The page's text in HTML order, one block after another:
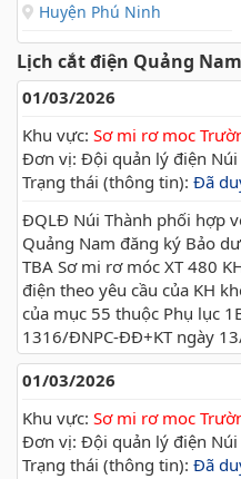
Huyện Phú Ninh
Lịch cắt điện Quảng
01/03/2026
Khu vực: Sơ mi rơ moc
Đơn vị: Đội quản lý điện Núi
Trạng thái (thông tin): Đã
ĐQLĐ Núi Thành phối hợp
Quảng Nam đăng ký Bảo
TBA Sơ mi rơ móc XT 480
điện theo yêu cầu của KH
của mục 55 thuộc Phụ lục
1316/ĐNPC-ĐĐ+KT ngày
01/03/2026
Khu vực: Sơ mi rơ moc
Đơn vị: Đội quản lý điện Núi
Trạng thái (thông tin): Đã